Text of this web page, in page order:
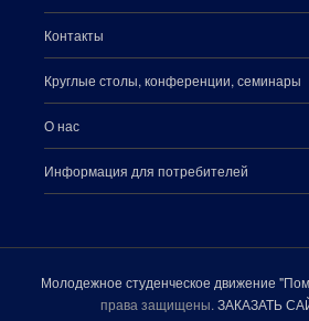
Контакты
Круглые столы, конференции, семинары
О нас
Информация для потребителей
Молодежное студенческое движение
права защищены. ЗАКАЗАТЬ